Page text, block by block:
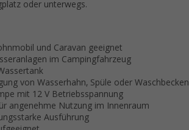
oder unterwegs.
und Caravan geeignet
im Campingfahrzeug
von Wasserhahn, Spüle oder Waschbecken
mit 12 V Betriebsspannung
angenehme Nutzung im Innenraum
Ausführung